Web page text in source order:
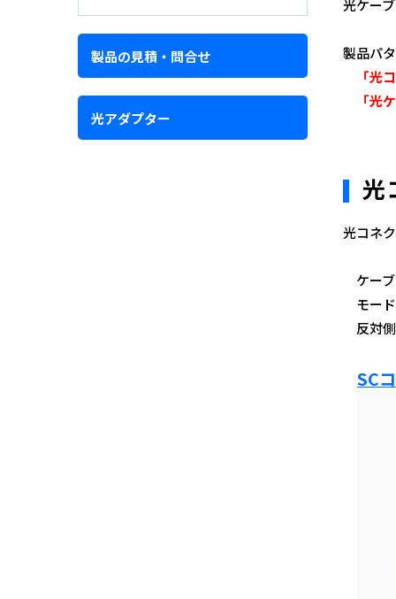
光ケー
製品パ
「光コ
「光ケ
光
光コネ
ケー
モード
反対側
SC
製品の見積・問合せ
光アダプター